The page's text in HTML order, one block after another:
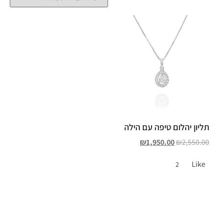
תליון יהלום טיפה עם הילה
₪2,550.00
₪1,950.00
Like
2